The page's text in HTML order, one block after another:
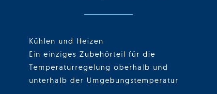
Kühlen und Heizen
Ein einziges Zubehörteil für die
Temperaturregelung oberhalb und
unterhalb der Umgebungstemperatur